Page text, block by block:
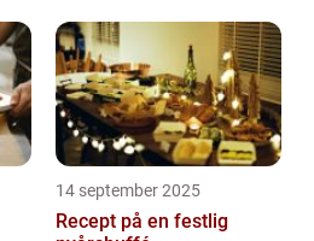
14 september 2025
Recept på en festlig